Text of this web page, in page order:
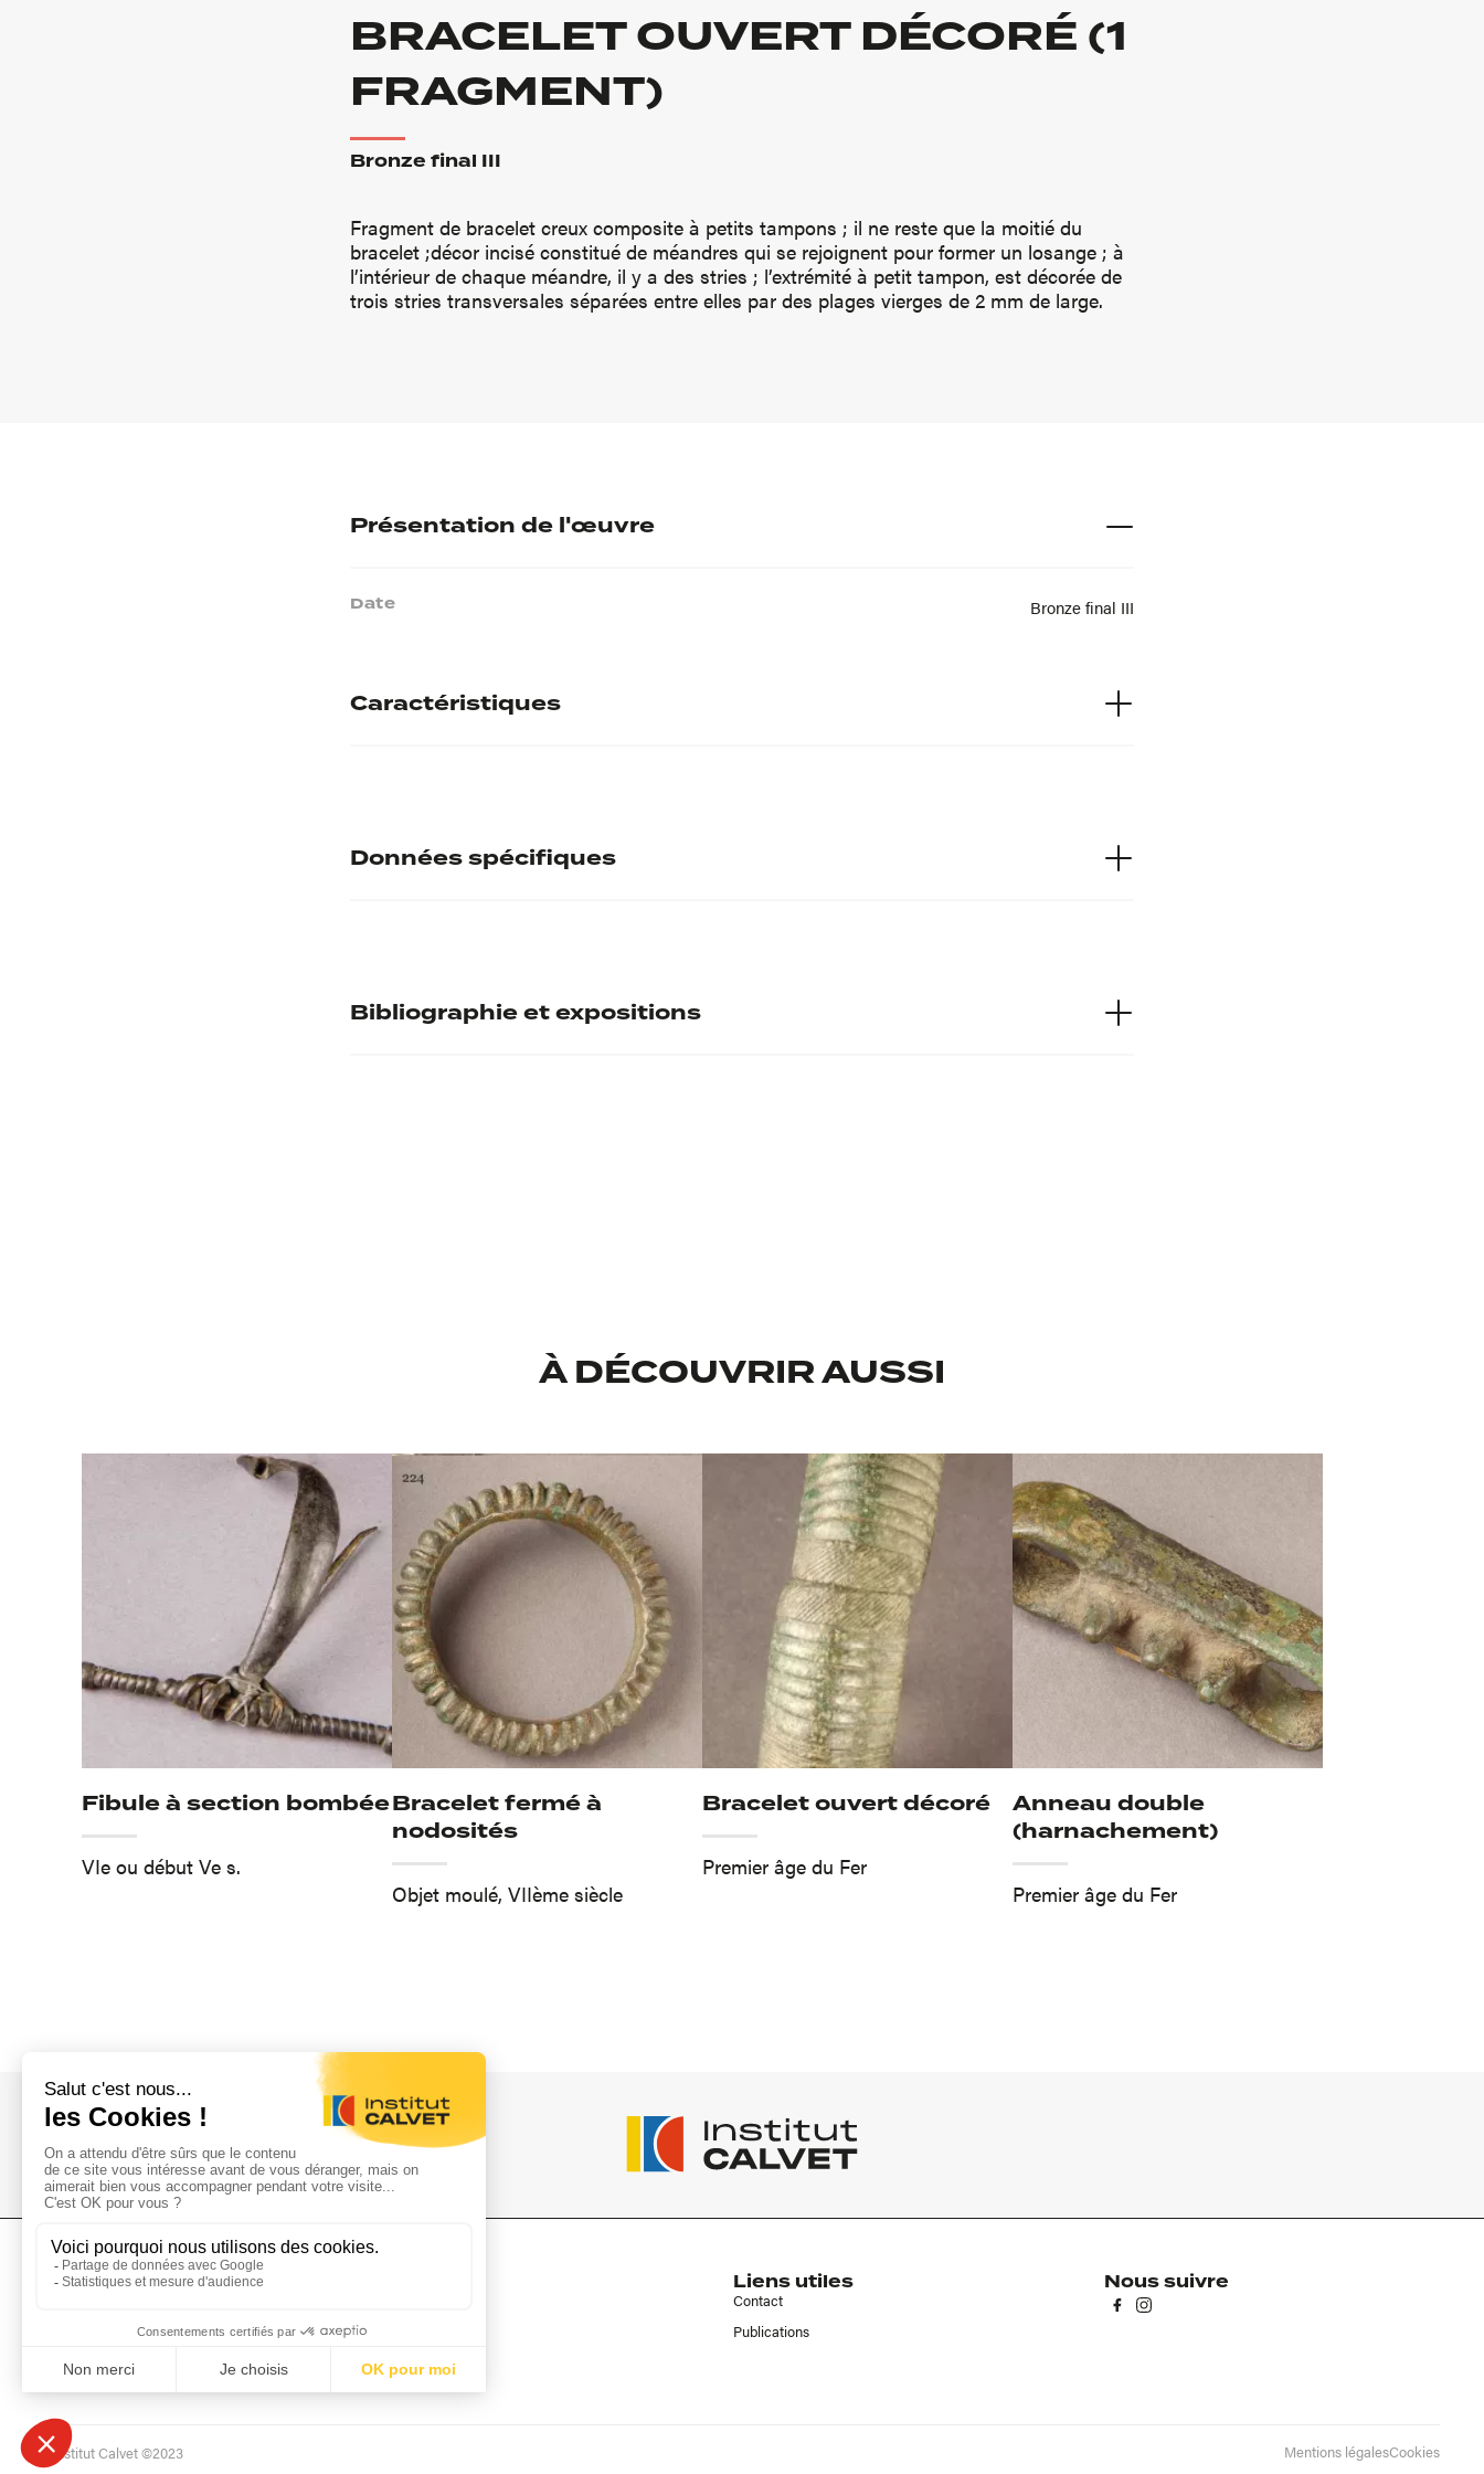
BRACELET OUVERT DÉCORÉ (1
FRAGMENT)
Bronze final III
Fragment de bracelet creux composite à petits tampons ; il ne reste que la moitié du
bracelet ;décor incisé constitué de méandres qui se rejoignent pour former un losange ; à
l’intérieur de chaque méandre, il y a des stries ; l’extrémité à petit tampon, est décorée de
trois stries transversales séparées entre elles par des plages vierges de 2 mm de large.
Présentation de l'œuvre
Date Bronze final III
Caractéristiques
Données spécifiques
Musée Lapidaire
Bibliographie et expositions
À DÉCOUVRIR AUSSI
Fibule à section bombée
VIe ou début Ve s.
Bracelet fermé à
nodosités
Objet moulé, VIIème siècle
Bracelet ouvert décoré
Premier âge du Fer
Anneau double
(harnachement)
Premier âge du Fer
L'Institut Calvet
Collections
Musées & Bibliothèques
Prêts et dépôts
Liens utiles
Contact
Publications
Nous suivre
L'institut Calvet ©2023 Mentions légalesCookies